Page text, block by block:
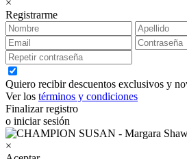
×
Registrarme
Quiero recibir descuentos exclusivos y
Ver los términos y condiciones
Finalizar registro
o iniciar sesión
×